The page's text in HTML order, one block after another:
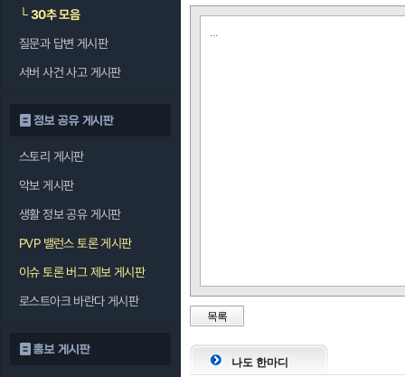
└30추 모음
질문과 답변 게시판
서버 사건 사고 게시판
정보 공유 게시판
스토리 게시판
악보 게시판
생활 정보 공유 게시판
PVP 밸런스 토론 게시판
이슈 토론 버그 제보 게시판
로스트아크 바란다 게시판
홍보 게시판
...
목록
나도 한마디